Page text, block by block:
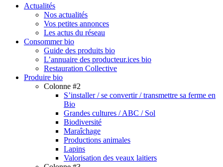
Close
Actualités
Nos actualités
Vos petites annonces
Les actus du réseau
Consommer bio
Guide des produits bio
L’annuaire des producteur.ices bio
Restauration Collective
Produire bio
Colonne #2
S’installer / se convertir / transmettre sa ferme en
Bio
Grandes cultures / ABC / Sol
Biodiversité
Maraîchage
Productions animales
Lapins
Valorisation des veaux laitiers